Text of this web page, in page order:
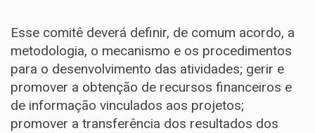
Esse comitê deverá definir, de comum acordo, a
metodologia, o mecanismo e os procedimentos
para o desenvolvimento das atividades; gerir e
promover a obtenção de recursos financeiros e
de informação vinculados aos projetos;
promover a transferência dos resultados dos